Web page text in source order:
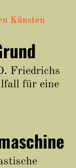
Künsten
Friedrichs
für eine